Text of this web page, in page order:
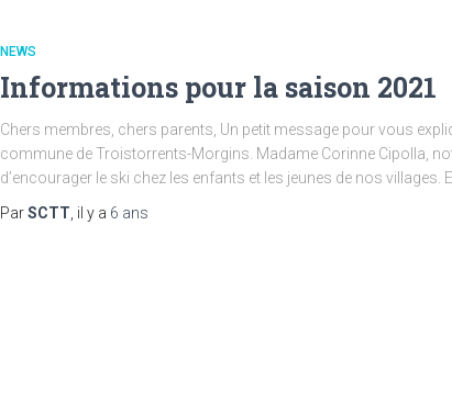
NEWS
Informations pour la saison 2021
Chers membres, chers parents, Un petit message pour vous
commune de Troistorrents-Morgins. Madame Corinne Cipolla,
d’encourager le ski chez les enfants et les jeunes de nos villages.
ParSCTT , il y a 6 ans